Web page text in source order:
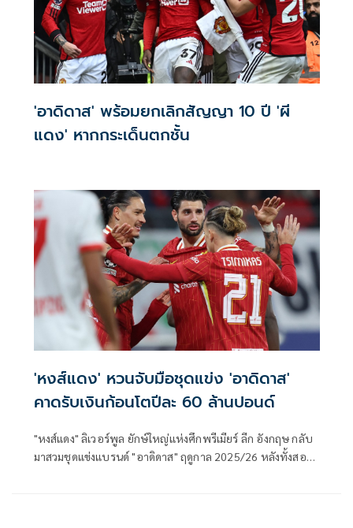
'อาดิดาส' พร้อมยกเลิกสัญญา 10 ปี 'ผี
แดง' หากกระเด็นตกชั้น
'หงส์แดง' หวนจับมือชุดแข่ง 'อาดิดาส'
คาดรับเงินก้อนโตปีละ 60 ล้านปอนด์
"หงส์แดง" ลิเวอร์พูล ยักษ์ใหญ่แห่งศึกพรีเมียร์ ลีก อังกฤษ กลับ
มาสวมชุดแข่งแบรนด์ "อาดิดาส" ฤดูกาล 2025/26 หลังทั้งสอง